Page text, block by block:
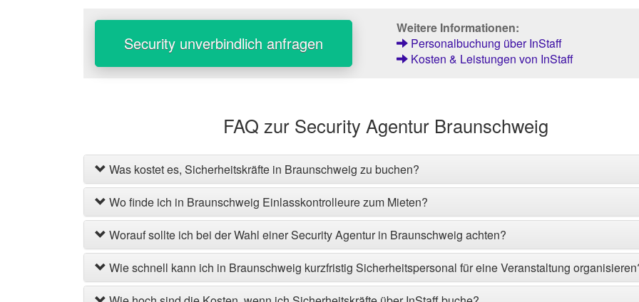
Security unverbindlich anfragen
Weitere Informationen:
Personalbuchung über InStaff
Kosten & Leistungen von InStaff
FAQ zur Security Agentur Braunschweig
Was kostet es, Sicherheitskräfte in Braunschweig zu buchen?
Wo finde ich in Braunschweig Einlasskontrolleure zum Mieten?
Worauf sollte ich bei der Wahl einer Security Agentur in Braunschweig achten?
Wie schnell kann ich in Braunschweig kurzfristig Sicherheitspersonal für eine Veranstaltung